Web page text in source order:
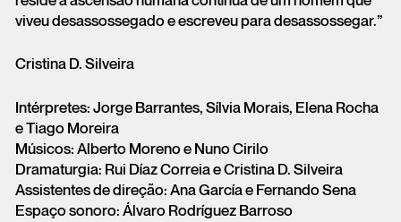
viveu desassossegado e escreveu para desassossegar.”
Cristina D. Silveira
Intérpretes: Jorge Barrantes, Sílvia Morais, Elena Rocha
e Tiago Moreira
Músicos: Alberto Moreno e Nuno Cirilo
Dramaturgia: Rui Díaz Correia e Cristina D. Silveira
Assistentes de direção: Ana García e Fernando Sena
Espaço sonoro: Álvaro Rodríguez Barroso